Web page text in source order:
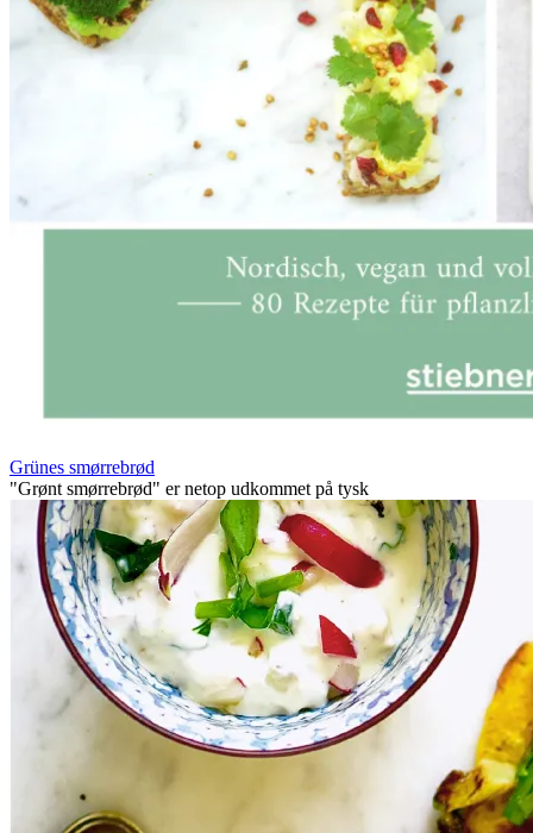
Grünes smørrebrød
"Grønt smørrebrød" er netop udkommet på tysk